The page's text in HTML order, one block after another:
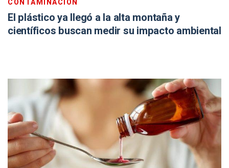
CONTAMINACIÓN
El plástico ya llegó a la alta montaña y
científicos buscan medir su impacto ambiental